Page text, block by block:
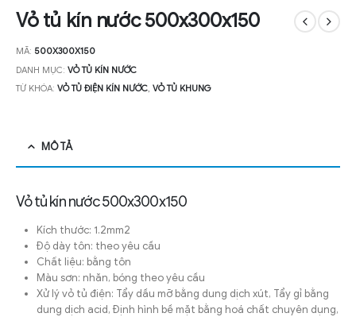
Vỏ tủ kín nước 500x300x150
MÃ: 500X300X150
DANH MỤC: VỎ TỦ KÍN NƯỚC
TỪ KHÓA: VỎ TỦ ĐIỆN KÍN NƯỚC, VỎ TỦ KHUNG
MÔ TẢ
Vỏ tủ kín nước 500x300x150
Kích thước: 1.2mm2
Độ dày tôn: theo yêu cầu
Chất liệu: bằng tôn
Màu sơn: nhăn, bóng theo yêu cầu
Xử lý vỏ tủ điện: Tẩy dầu mỡ bằng dung dịch xút, Tẩy gỉ bằng
dung dịch acid, Định hình bề mặt bằng hoá chất chuyên dụng,